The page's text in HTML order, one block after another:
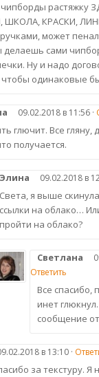
растяжку
КРАСКИ,
ручками, может
делаешь сами
Ну и надо
чтобы одинаковые
09.02.2018 в 11:56 ·
глючит. Все гляну,
получается.
Элина 09.02.2018 в
Света, я выше
ссылки на облако…
пройти на облако?
Светлана
Ответить
Все спасибо,
инет
сообщение
в 13:10 ·
за текстуру. Я